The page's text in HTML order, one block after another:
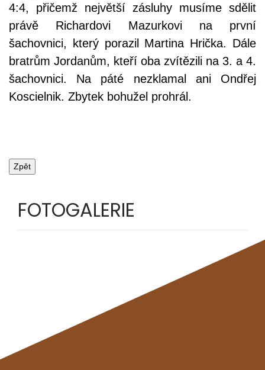
4:4, přičemž největší zásluhy musíme sdělit
právě Richardovi Mazurkovi na první
šachovnici, který porazil Martina Hrička. Dále
bratrům Jordanům, kteří oba zvítězili na 3. a 4.
šachovnici. Na páté nezklamal ani Ondřej
Koscielnik. Zbytek bohužel prohrál.
FOTOGALERIE